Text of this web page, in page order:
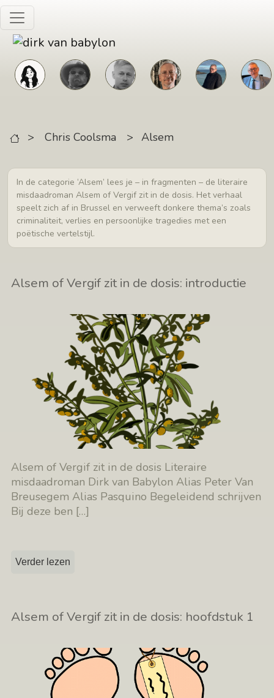
Skip to main content
> Chris Coolsma > Alsem
In de categorie ‘Alsem’ lees je – in fragmenten – de literaire
misdaadroman Alsem of Vergif zit in de dosis. Het verhaal
speelt zich af in Brussel en verweeft donkere thema’s zoals
criminaliteit, verlies en persoonlijke tragedies met een
poëtische vertelstijl.
Alsem of Vergif zit in de dosis: introductie
Alsem of Vergif zit in de dosis Literaire
misdaadroman Dirk van Babylon Alias Peter Van
Breusegem Alias Pasquino Begeleidend schrijven
Bij deze ben […]
Verder lezen
Alsem of Vergif zit in de dosis: hoofdstuk 1